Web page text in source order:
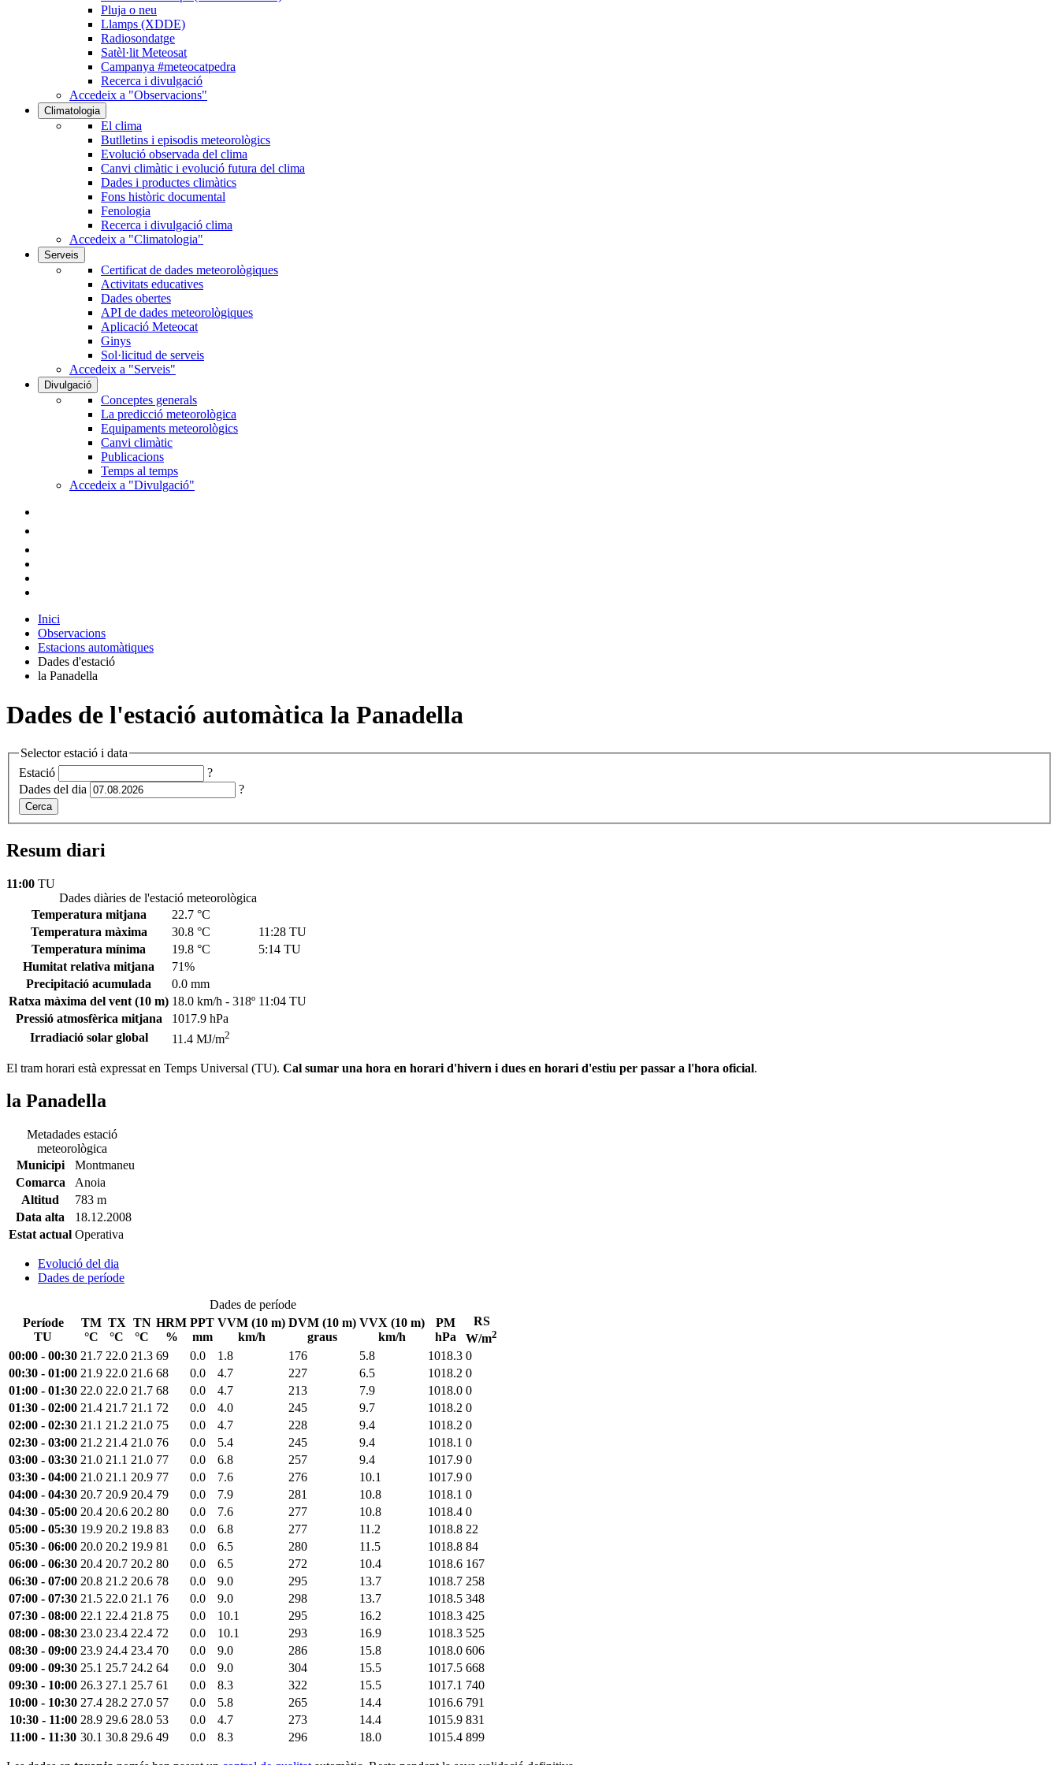
Pluja o neu
Llamps (XDDE)
Radiosondatge
Satèl·lit Meteosat
Campanya #meteocatpedra
Recerca i divulgació
Accedeix a "Observacions"
Climatologia
El clima
Butlletins i episodis meteorològics
Evolució observada del clima
Canvi climàtic i evolució futura del clima
Dades i productes climàtics
Fons històric documental
Fenologia
Recerca i divulgació clima
Accedeix a "Climatologia"
Serveis
Certificat de dades meteorològiques
Activitats educatives
Dades obertes
API de dades meteorològiques
Aplicació Meteocat
Ginys
Sol·licitud de serveis
Accedeix a "Serveis"
Divulgació
Conceptes generals
La predicció meteorològica
Equipaments meteorològics
Canvi climàtic
Publicacions
Temps al temps
Accedeix a "Divulgació"
Inici
Observacions
Estacions automàtiques
Dades d'estació
la Panadella
Dades de l'estació automàtica la Panadella
Selector estació i data
Estació
?
Dades del dia
?
Cerca
Resum diari
11:00 TU
Dades diàries de l'estació meteorològica
Temperatura mitjana
22.7 °C
Temperatura màxima
30.8 °C
11:28 TU
Temperatura mínima
19.8 °C
5:14 TU
Humitat relativa mitjana
71%
Precipitació acumulada
0.0 mm
Ratxa màxima del vent (10 m) 18.0 km/h - 318º 11:04 TU
Pressió atmosfèrica mitjana
1017.9 hPa
Irradiació solar global
11.4 MJ/m2
El tram horari està expressat en Temps Universal (TU). Cal sumar una hora en horari d'hivern i dues en horari d'estiu per passar a l'hora oficial.
la Panadella
Metadades estació
meteorològica
Municipi
Montmaneu
Comarca
Anoia
Altitud
783 m
Data alta
18.12.2008
Estat actual Operativa
Evolució del dia
Dades de període
Dades de període
Període
TU
TM
°C
TX
°C
TN
°C
HRM
%
PPT
mm
VVM (10 m)
km/h
DVM (10 m)
graus
VVX (10 m)
km/h
PM
hPa
RS
W/m2
00:00 - 00:30 21.7 22.0 21.3 69 0.0 1.8 176 5.8 1018.3 0
00:30 - 01:00 21.9 22.0 21.6 68 0.0 4.7 227 6.5 1018.2 0
01:00 - 01:30 22.0 22.0 21.7 68 0.0 4.7 213 7.9 1018.0 0
01:30 - 02:00 21.4 21.7 21.1 72 0.0 4.0 245 9.7 1018.2 0
02:00 - 02:30 21.1 21.2 21.0 75 0.0 4.7 228 9.4 1018.2 0
02:30 - 03:00 21.2 21.4 21.0 76 0.0 5.4 245 9.4 1018.1 0
03:00 - 03:30 21.0 21.1 21.0 77 0.0 6.8 257 9.4 1017.9 0
03:30 - 04:00 21.0 21.1 20.9 77 0.0 7.6 276 10.1 1017.9 0
04:00 - 04:30 20.7 20.9 20.4 79 0.0 7.9 281 10.8 1018.1 0
04:30 - 05:00 20.4 20.6 20.2 80 0.0 7.6 277 10.8 1018.4 0
05:00 - 05:30 19.9 20.2 19.8 83 0.0 6.8 277 11.2 1018.8 22
05:30 - 06:00 20.0 20.2 19.9 81 0.0 6.5 280 11.5 1018.8 84
06:00 - 06:30 20.4 20.7 20.2 80 0.0 6.5 272 10.4 1018.6 167
06:30 - 07:00 20.8 21.2 20.6 78 0.0 9.0 295 13.7 1018.7 258
07:00 - 07:30 21.5 22.0 21.1 76 0.0 9.0 298 13.7 1018.5 348
07:30 - 08:00 22.1 22.4 21.8 75 0.0 10.1 295 16.2 1018.3 425
08:00 - 08:30 23.0 23.4 22.4 72 0.0 10.1 293 16.9 1018.3 525
08:30 - 09:00 23.9 24.4 23.4 70 0.0 9.0 286 15.8 1018.0 606
09:00 - 09:30 25.1 25.7 24.2 64 0.0 9.0 304 15.5 1017.5 668
09:30 - 10:00 26.3 27.1 25.7 61 0.0 8.3 322 15.5 1017.1 740
10:00 - 10:30 27.4 28.2 27.0 57 0.0 5.8 265 14.4 1016.6 791
10:30 - 11:00 28.9 29.6 28.0 53 0.0 4.7 273 14.4 1015.9 831
11:00 - 11:30 30.1 30.8 29.6 49 0.0 8.3 296 18.0 1015.4 899